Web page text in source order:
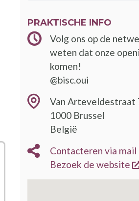
PRAKTISCHE INFO
Volg ons op de
weten dat onze
komen!
@bisc.oui
Van Arteveldestraat
1000 Brussel
België
Contacteren via mail
Bezoek de website